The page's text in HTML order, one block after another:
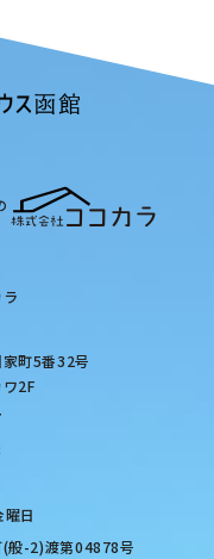
町5番32号
2F
日
(般-2)渡第04878号